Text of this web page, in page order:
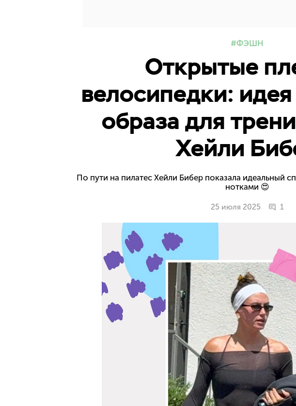
ФЭШН
Открытые
велосипедки:
образа для
Хейли
По пути на пилатес Хейли Бибер показала идеальный
нотками 😍
25 июля 2025 1